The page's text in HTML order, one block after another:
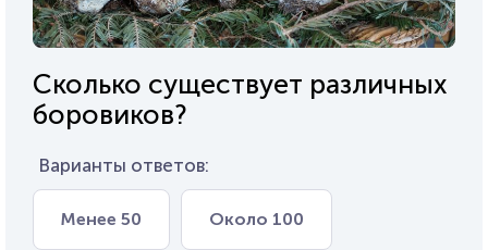
Сколько существует различных
боровиков?
Варианты ответов:
Менее 50 Около 100